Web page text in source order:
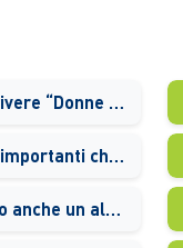
Come è nata l’idea di scrivere “Donne 4.0”?
Quali sono le attività più importanti che siete riuscite a realizzare in questo primo anno di vita?
Dopo Donne 4.0 ha scritto anche un altro libro…